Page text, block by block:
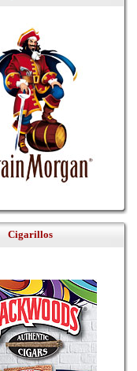
Cigarillos